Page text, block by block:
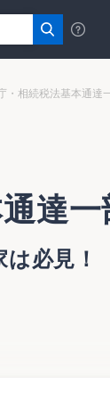
・相続税法基本通達
達
必見！